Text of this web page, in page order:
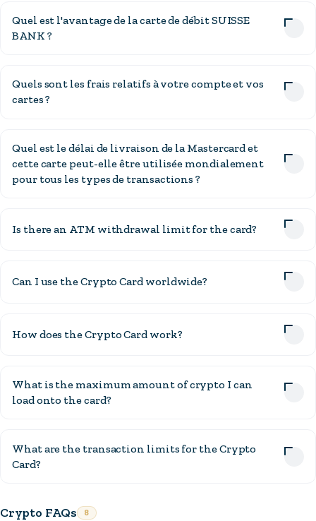
Quel est l'avantage de la carte de débit SUISSE
BANK ?
Quels sont les frais relatifs à votre compte et vos
cartes ?
Quel est le délai de livraison de la Mastercard et
cette carte peut-elle être utilisée mondialement
pour tous les types de transactions ?
Is there an ATM withdrawal limit for the card?
Can I use the Crypto Card worldwide?
How does the Crypto Card work?
What is the maximum amount of crypto I can
load onto the card?
What are the transaction limits for the Crypto
Card?
Crypto FAQs 8